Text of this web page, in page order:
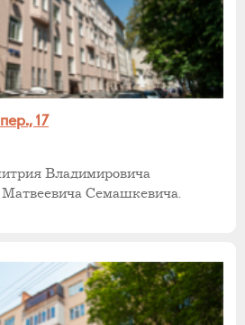
17
Владимировича
Семашкевича.